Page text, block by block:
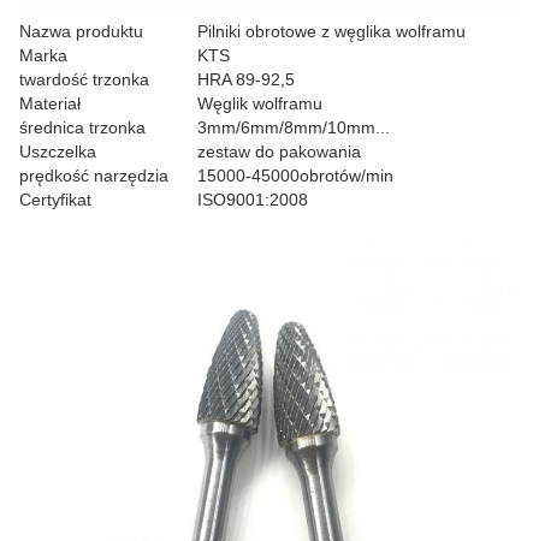
Nazwa produktu
Pilniki obrotowe z węglika wolframu
Marka
KTS
twardość trzonka
HRA 89-92,5
Materiał
Węglik wolframu
średnica trzonka
3mm/6mm/8mm/10mm...
Uszczelka
zestaw do pakowania
prędkość narzędzia
15000-45000obrotów/min
Certyfikat
ISO9001:2008